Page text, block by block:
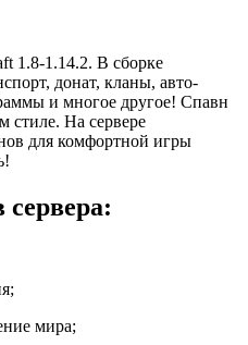
1.8-1.14.2. В сборке
донат, кланы, авто-
и многое другое! Спавн
стиле. На сервере
для комфортной игры
мира;